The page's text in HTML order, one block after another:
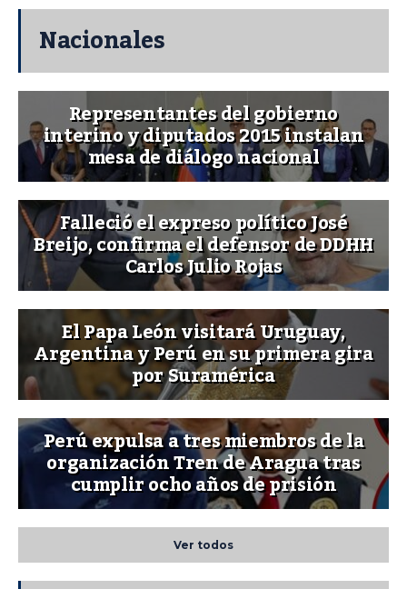
Nacionales
Representantes del gobierno
interino y diputados 2015 instalan
mesa de diálogo nacional
Falleció el expreso político José
Breijo, confirma el defensor de DDHH
Carlos Julio Rojas
El Papa León visitará Uruguay,
Argentina y Perú en su primera gira
por Suramérica
Perú expulsa a tres miembros de la
organización Tren de Aragua tras
cumplir ocho años de prisión
Ver todos